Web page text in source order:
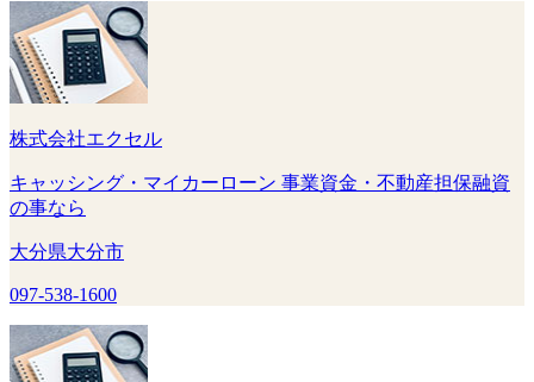
株式会社エクセル
キャッシング・マイカーローン 事業資金・不動産担保融資
の事なら
大分県大分市
097-538-1600